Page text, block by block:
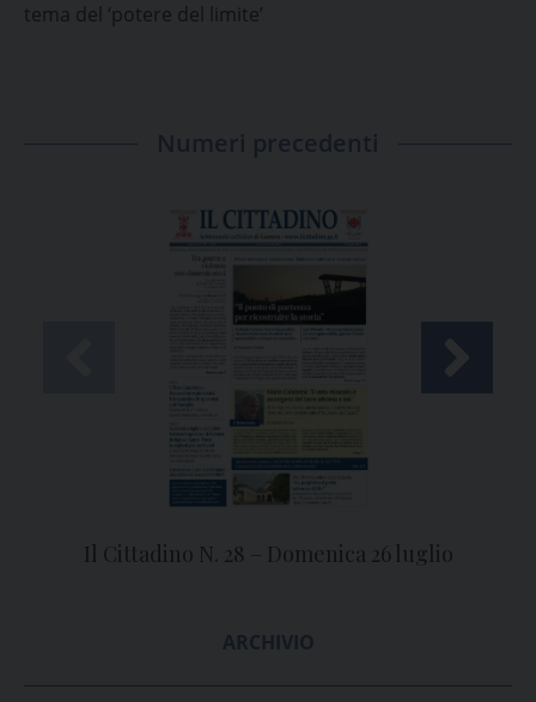
tema del ‘potere del limite’
Il Cittadino N. 28 – Domenica 26 luglio